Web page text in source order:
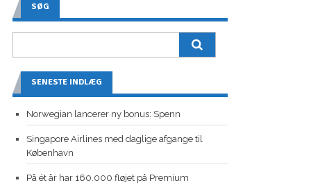
SØG
SENESTE INDLÆG
Norwegian lancerer ny bonus: Spenn
Singapore Airlines med daglige afgange til
København
På ét år har 160.000 fløjet på Premium